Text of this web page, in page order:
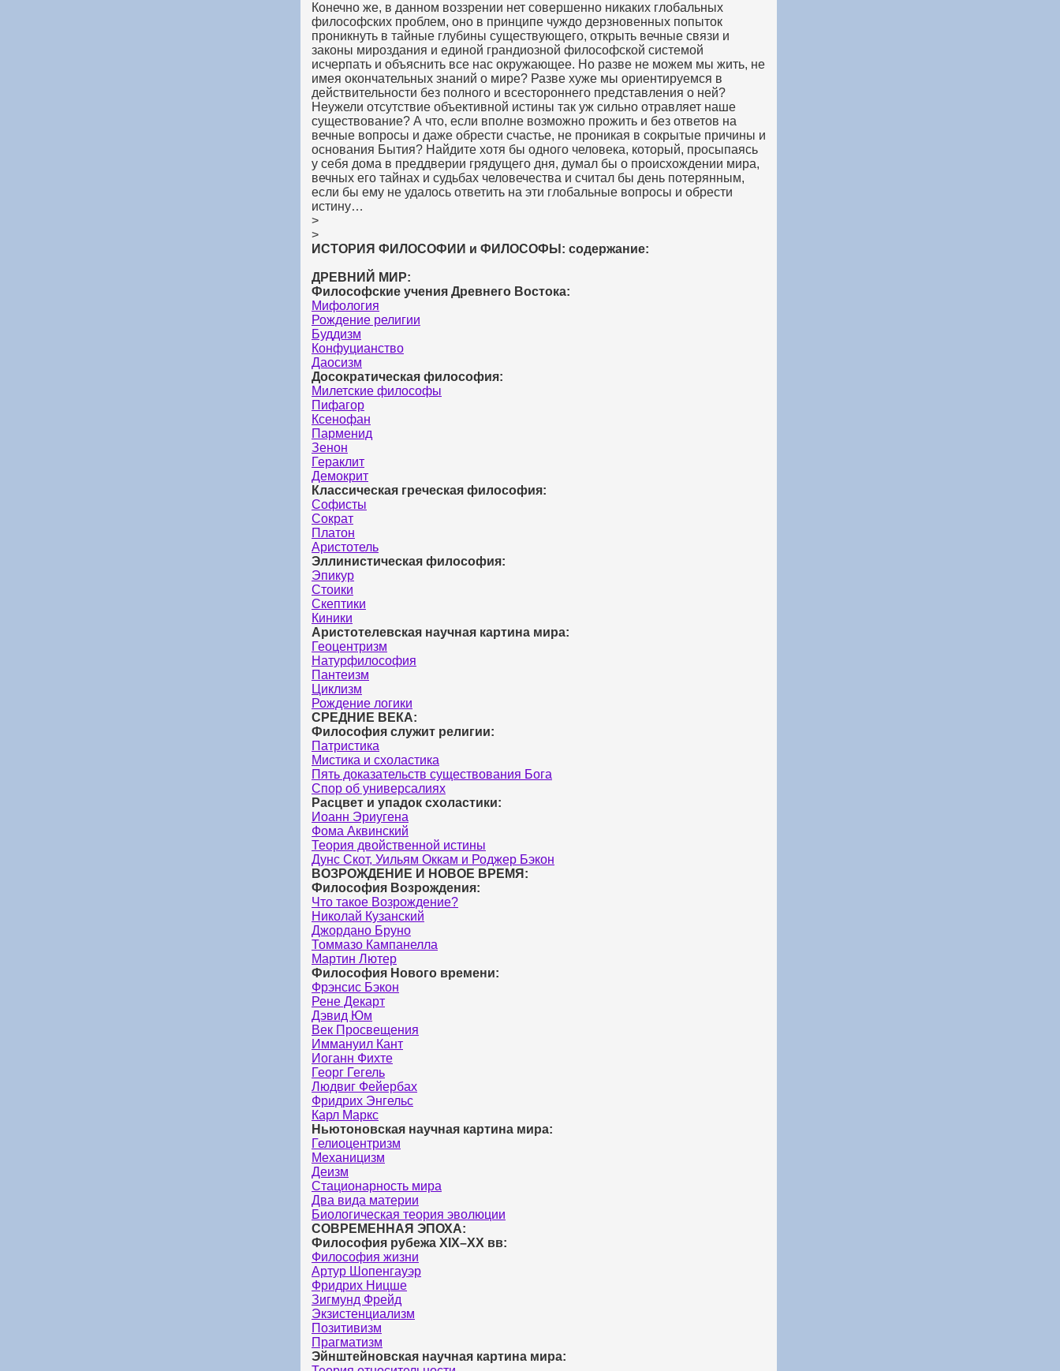
Конечно же, в данном воззрении нет совершенно никаких глобальных
философских проблем, оно в принципе чуждо дерзновенных попыток
проникнуть в тайные глубины существующего, открыть вечные связи и
законы мироздания и единой грандиозной философской системой
исчерпать и объяснить все нас окружающее. Но разве не можем мы жить, не
имея окончательных знаний о мире? Разве хуже мы ориентируемся в
действительности без полного и всестороннего представления о ней?
Неужели отсутствие объективной истины так уж сильно отравляет наше
существование? А что, если вполне возможно прожить и без ответов на
вечные вопросы и даже обрести счастье, не проникая в сокрытые причины и
основания Бытия? Найдите хотя бы одного человека, который, просыпаясь
у себя дома в преддверии грядущего дня, думал бы о происхождении мира,
вечных его тайнах и судьбах человечества и считал бы день потерянным,
если бы ему не удалось ответить на эти глобальные вопросы и обрести
истину…
>
>
ИСТОРИЯ ФИЛОСОФИИ и ФИЛОСОФЫ: содержание:
ДРЕВНИЙ МИР:
Философские учения Древнего Востока:
Мифология
Рождение религии
Буддизм
Конфуцианство
Даосизм
Досократическая философия:
Милетские философы
Пифагор
Ксенофан
Парменид
Зенон
Гераклит
Демокрит
Классическая греческая философия:
Софисты
Сократ
Платон
Аристотель
Эллинистическая философия:
Эпикур
Стоики
Скептики
Киники
Аристотелевская научная картина мира:
Геоцентризм
Натурфилософия
Пантеизм
Циклизм
Рождение логики
СРЕДНИЕ ВЕКА:
Философия служит религии:
Патристика
Мистика и схоластика
Пять доказательств существования Бога
Спор об универсалиях
Расцвет и упадок схоластики:
Иоанн Эриугена
Фома Аквинский
Теория двойственной истины
Дунс Скот, Уильям Оккам и Роджер Бэкон
ВОЗРОЖДЕНИЕ И НОВОЕ ВРЕМЯ:
Философия Возрождения:
Что такое Возрождение?
Николай Кузанский
Джордано Бруно
Томмазо Кампанелла
Мартин Лютер
Философия Нового времени:
Фрэнсис Бэкон
Рене Декарт
Дэвид Юм
Век Просвещения
Иммануил Кант
Иоганн Фихте
Георг Гегель
Людвиг Фейербах
Фридрих Энгельс
Карл Маркс
Ньютоновская научная картина мира:
Гелиоцентризм
Механицизм
Деизм
Стационарность мира
Два вида материи
Биологическая теория эволюции
СОВРЕМЕННАЯ ЭПОХА:
Философия рубежа XIX–XX вв:
Философия жизни
Артур Шопенгауэр
Фридрих Ницше
Зигмунд Фрейд
Экзистенциализм
Позитивизм
Прагматизм
Эйнштейновская научная картина мира: